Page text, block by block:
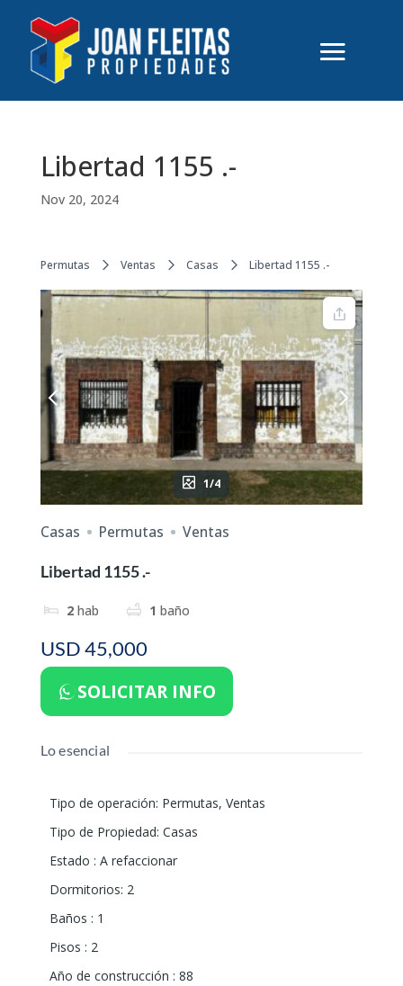
Libertad 1155 .-
Nov 20, 2024
Permutas Ventas Casas Libertad 1155 .-
1/4
Casas Permutas
Ventas
Libertad 1155 .-
2 hab 1 baño
USD 45,000
SOLICITAR INFO
Lo esencial
Tipo de operación: Permutas, Ventas
Tipo de Propiedad: Casas
Estado : A refaccionar
Dormitorios: 2
Baños : 1
Pisos : 2
Año de construcción : 88